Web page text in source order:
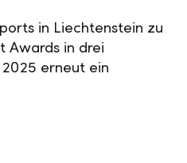
in Liechtenstein zu
Awards in drei
erneut ein